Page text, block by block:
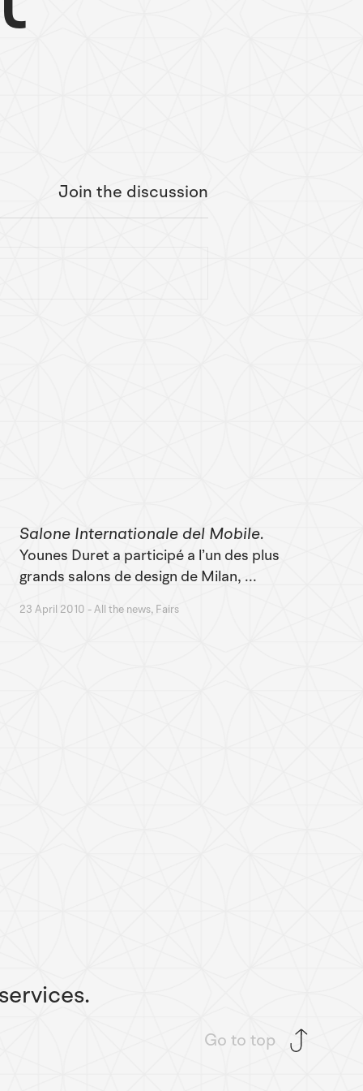
Join the discussion
Salone Internationale del Mobile
Younes Duret a participé a l’un des plus
grands salons de design de Milan, ...
23 April 2010 All the news, Fairs
Go to top